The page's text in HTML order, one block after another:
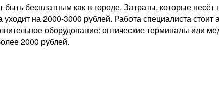
быть бесплатным как в городе. Затраты, которые
на 2000-3000 рублей. Работа специалиста стоит
оборудование: оптические терминалы или
2000 рублей.